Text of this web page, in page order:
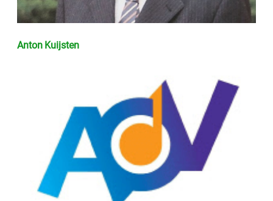
Anton Kuijsten